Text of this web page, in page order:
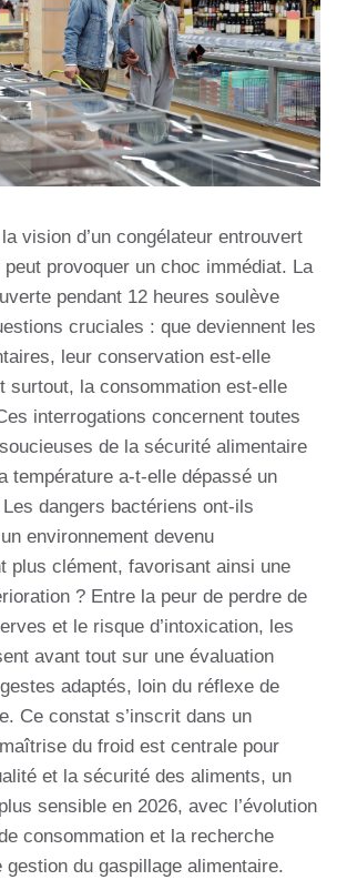
vision d’un congélateur entrouvert
provoquer un choc immédiat. La
pendant 12 heures soulève
cruciales : que deviennent les
leur conservation est-elle
surtout, la consommation est-elle
interrogations concernent toutes
de la sécurité alimentaire
température a-t-elle dépassé un
dangers bactériens ont-ils
environnement devenu
plus clément, favorisant ainsi une
? Entre la peur de perdre de
et le risque d’intoxication, les
avant tout sur une évaluation
adaptés, loin du réflexe de
Ce constat s’inscrit dans un
du froid est centrale pour
et la sécurité des aliments, un
sensible en 2026, avec l’évolution
consommation et la recherche
gestion du gaspillage alimentaire.